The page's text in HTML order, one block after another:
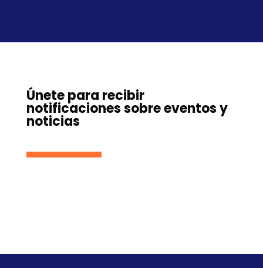
Únete para recibir
notificaciones sobre eventos y
noticias